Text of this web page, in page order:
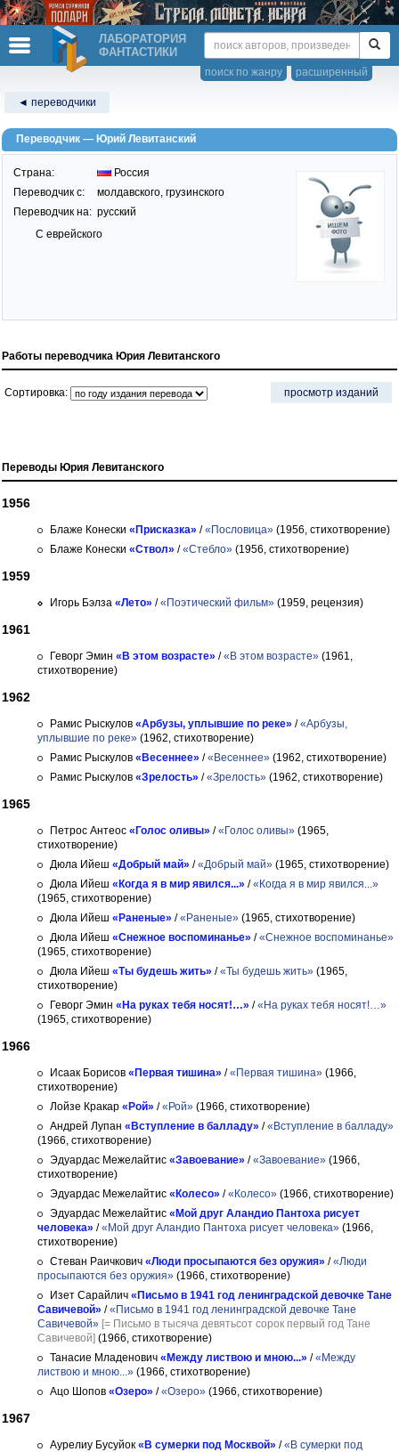
ЛАБОРАТОРИЯ
ФАНТАСТИКИ
расширенный
поиск по жанру
◄ переводчики
Переводчик — Юрий Левитанский
Страна:
Россия
Переводчик c:
молдавского, грузинского
Переводчик на: русский
С еврейского
Работы переводчика Юрия Левитанского
Сортировка: просмотр изданий
Переводы Юрия Левитанского
1956
Блаже Конески «Присказка» /«Пословица» (1956, стихотворение)
Блаже Конески «Ствол» /«Стебло» (1956, стихотворение)
1959
Игорь Бэлза «Лето» /«Поэтический фильм» (1959, рецензия)
1961
Геворг Эмин «В этом возрасте» /«В этом возрасте» (1961,
стихотворение)
1962
Рамис Рыскулов «Арбузы, уплывшие по реке» /«Арбузы,
уплывшие по реке» (1962, стихотворение)
Рамис Рыскулов «Весеннее» /«Весеннее» (1962, стихотворение)
Рамис Рыскулов «Зрелость» /«Зрелость» (1962, стихотворение)
1965
Петрос Антеос «Голос оливы» /«Голос оливы» (1965,
стихотворение)
Дюла Ийеш «Добрый май» /«Добрый май» (1965, стихотворение)
Дюла Ийеш «Когда я в мир явился...» /«Когда я в мир явился...»
(1965, стихотворение)
Дюла Ийеш «Раненые» /«Раненые» (1965, стихотворение)
Дюла Ийеш «Снежное воспоминанье» /«Снежное воспоминанье»
(1965, стихотворение)
Дюла Ийеш «Ты будешь жить» /«Ты будешь жить» (1965,
стихотворение)
Геворг Эмин «На руках тебя носят!…» /«На руках тебя носят!…»
(1965, стихотворение)
1966
Исаак Борисов «Первая тишина» /«Первая тишина» (1966,
стихотворение)
Лойзе Кракар «Рой» /«Рой» (1966, стихотворение)
Андрей Лупан «Вступление в балладу» /«Вступление в балладу»
(1966, стихотворение)
Эдуардас Межелайтис «Завоевание» /«Завоевание» (1966,
стихотворение)
Эдуардас Межелайтис «Колесо» /«Колесо» (1966, стихотворение)
Эдуардас Межелайтис «Мой друг Аландио Пантоха рисует
человека» /«Мой друг Аландио Пантоха рисует человека» (1966,
стихотворение)
Стеван Раичкович «Люди просыпаются без оружия» /«Люди
просыпаются без оружия» (1966, стихотворение)
Изет Сарайлич «Письмо в 1941 год ленинградской девочке Тане
Савичевой» /«Письмо в 1941 год ленинградской девочке Тане
Савичевой» [= Письмо в тысяча девятьсот сорок первый год Тане
Савичевой] (1966, стихотворение)
Танасие Младенович «Между листвою и мною...» /«Между
листвою и мною...» (1966, стихотворение)
Ацо Шопов «Озеро» /«Озеро» (1966, стихотворение)
1967
Аурелиу Бусуйок «В сумерки под Москвой» /«В сумерки под